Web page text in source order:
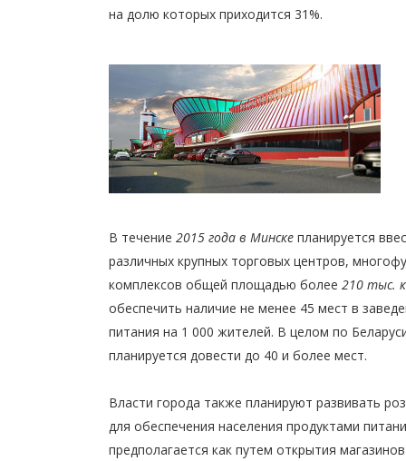
на долю которых приходится 31%.
В течение 2015 года в Минске планируется
различных крупных торговых центров,
комплексов общей площадью более 210 тыс.
обеспечить наличие не менее 45 мест в
питания на 1 000 жителей. В целом по
планируется довести до 40 и более мест.
Власти города также планируют развивать
для обеспечения населения продуктами
предполагается как путем открытия